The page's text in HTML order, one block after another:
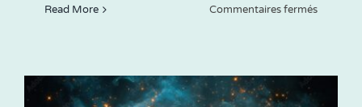
Read More Commentaires ferméssur